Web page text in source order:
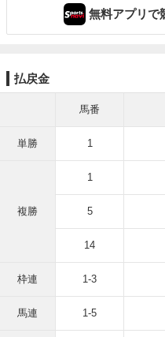
無料アプリで
払戻金
馬番
単勝 1
複勝
1
5
14
枠連 1-3
馬連 1-5